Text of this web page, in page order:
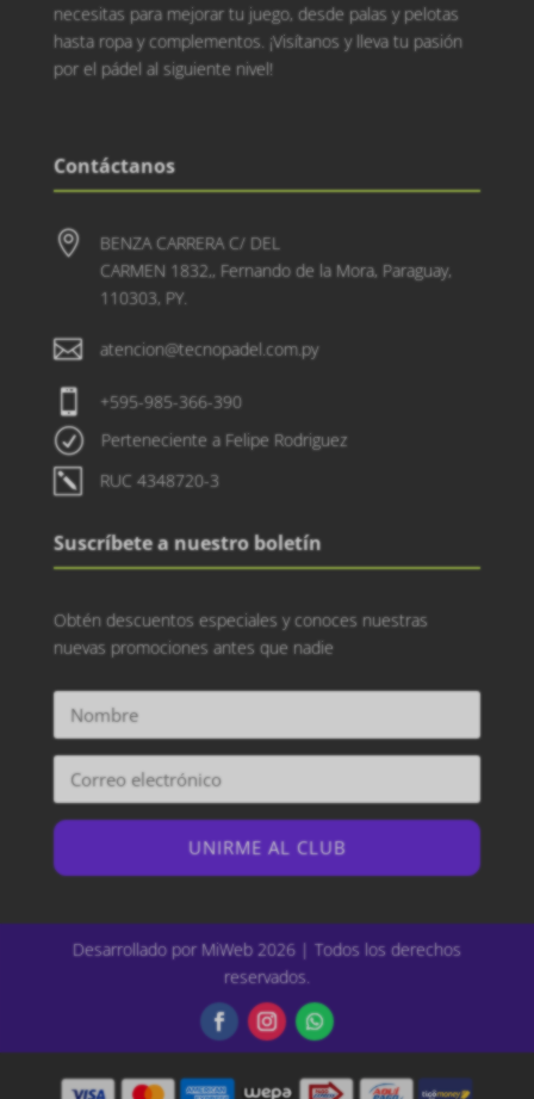
necesitas para mejorar tu juego, desde palas y pelotas
hasta ropa y complementos. ¡Visítanos y lleva tu pasión
por el pádel al siguiente nivel!
Contáctanos

BENZA CARRERA C/ DEL
CARMEN 1832,, Fernando de la Mora, Paraguay,
110303, PY.
 atencion@tecnopadel.com.py
 +595-985-366-390
R Perteneciente a Felipe Rodriguez
k RUC 4348720-3
Suscríbete a nuestro boletín
Obtén descuentos especiales y conoces nuestras
nuevas promociones antes que nadie
UNIRME AL CLUB
Desarrollado por MiWeb 2026 | Todos los derechos
reservados.